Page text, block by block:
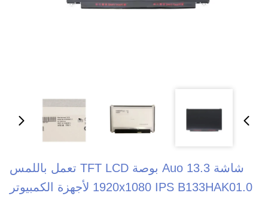
شاشة Auo 13.3 بوصة TFT LCD تعمل باللمس
1920x1080 IPS B133HAK01.0 لأجهزة الكمبيوتر